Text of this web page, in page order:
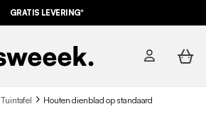
GRATIS LEVERING*
Tuintafel Houten dienblad op standaard